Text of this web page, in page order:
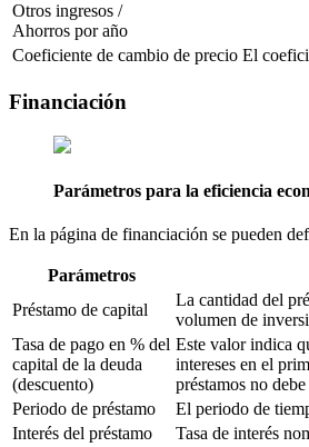
Otros ingresos /
Ahorros por año
Coeficiente de cambio de precio El
Financiación
Parámetros para la eficiencia
En la página de financiación se pueden
Parámetros
Préstamo de capital
La cantidad del
volumen de
Tasa de pago en % del
capital de la deuda
(descuento)
Este valor indica
intereses en el
préstamos no
Periodo de préstamo
El periodo de
Interés del préstamo
Tasa de interés